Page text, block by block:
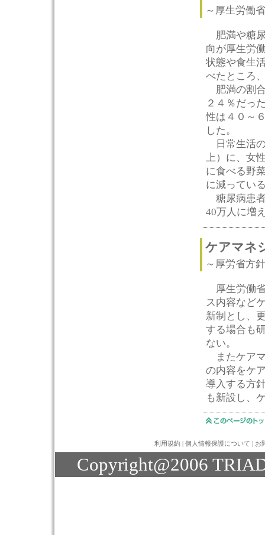
～厚生労働
肥満や糖
向が厚生労
状態や食生
べたところ
肥満の割
２４％だっ
性は４０～
した。
日常生活の
上）に、女
に食べる野
に減ってい
糖尿病患者
40万人に増
ケアマネ
～厚労省方針
厚生労働省
ス内容など
新制とし、
する場合も
ない。
またケア
の内容をケ
導入する方
も新設し、
利用規約 | 個人情報保護について | お
Copyright@2006